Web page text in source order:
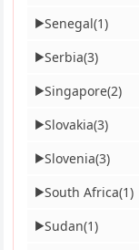
▶Senegal(1)
▶Serbia(3)
▶Singapore(2)
▶Slovakia(3)
▶Slovenia(3)
▶South Africa(1)
▶Sudan(1)